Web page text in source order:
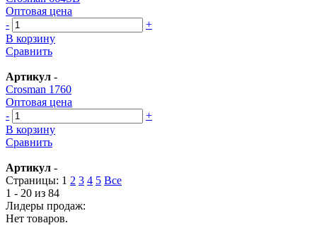
Оптовая цена
-
+
В корзину
Сравнить
Артикул -
Crosman 1760
Оптовая цена
-
+
В корзину
Сравнить
Артикул -
Страницы: 1 2 3 4 5 Все
1 - 20 из 84
Лидеры продаж:
Нет товаров.